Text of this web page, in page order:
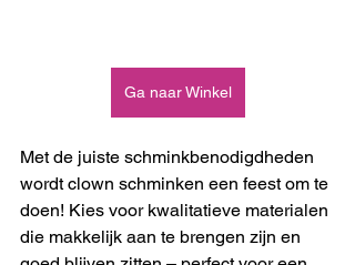
Ga naar Winkel
Met de juiste schminkbenodigdheden
wordt clown schminken een feest om te
doen! Kies voor kwalitatieve materialen
die makkelijk aan te brengen zijn en